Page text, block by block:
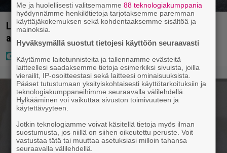
Laulaja Mirellan rantakuvat ovat täynnä lomaa,
aurinkoa ja iloa
Me ja huolellisesti valitsemamme88 teknologiakumppania
hyödynnämme henkilötietoja tarjotaksemme paremman
käyttäjäkokemuksen sekä kohdentaaksemme sisältöä ja
mainoksia.
Hyväksymällä suostut tietojesi käyttöön seuraavasti
Käytämme laitetunnisteita ja tallennamme evästeitä
laitteellesi saadaksemme tietoja esimerkiksi sivuista, joilla
vierailit, IP-osoitteestasi sekä laitteesi ominaisuuksista.
Pääset tutustumaan yksityiskohtaisesti käyttötarkoituksiin ja
teknologiakumppaneihimme seuraavalla välilehdellä.
Hylkääminen voi vaikuttaa sivuston toimivuuteen ja
käytettävyyteen.
Jotkin teknologiamme voivat käsitellä tietoja myös ilman
suostumusta, jos niillä on siihen oikeutettu peruste. Voit
vastustaa tätä tai muuttaa asetuksiasi milloin tahansa
seuraavalla välilehdellä.